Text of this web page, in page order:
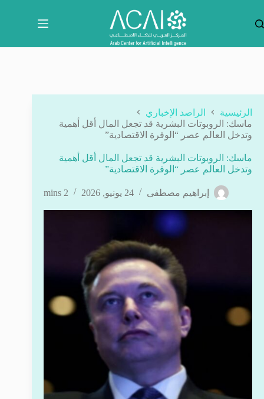
المحتوى
الرئيسية
الراصد الإخباري
ماسك: الروبوتات البشرية قد تجعل المال أقل أهمية
وتدخل العالم عصر “الوفرة الاقتصادية”
ماسك: الروبوتات البشرية قد تجعل المال أقل أهمية
وتدخل العالم عصر “الوفرة الاقتصادية”
إبراهيم مصطفى 24 يونيو, 2026 2 mins